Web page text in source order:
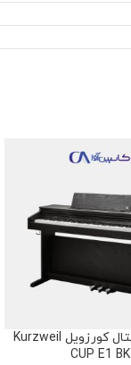
پیانو دیجیتال کورزویل Kurzweil
CUP E1 BK